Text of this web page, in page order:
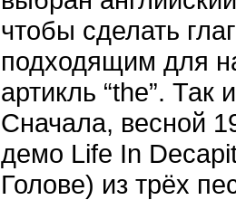
чтобы сделать
подходящим для
артикль “the”.
Сначала, весной
демо Life In
Голове) из трёх